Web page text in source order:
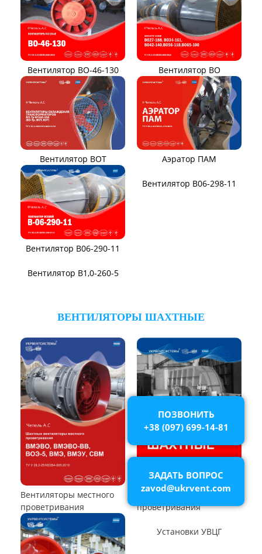
Вентилятор ВЦП 6-45 Вентилятор ВЦП 7-40
Вентилятор ВПЗ Вентилятор В-ЦП8
Вентилятор В-Ц6-30 Виброизоляторы ВРВ
Виброизоляторы ДО
ВЕНТИЛЯТОРЫ ОСЕВЫЕ
Вентилятор ВО-46-130 Вентилятор ВО
Вентилятор ВОТ Аэратор ПАМ
Вентилятор В06-298-11
ПОЗВОНИТЬ
+38 (097) 699-14-81
ЗАДАТЬ ВОПРОС
zavod@ukrvent.com